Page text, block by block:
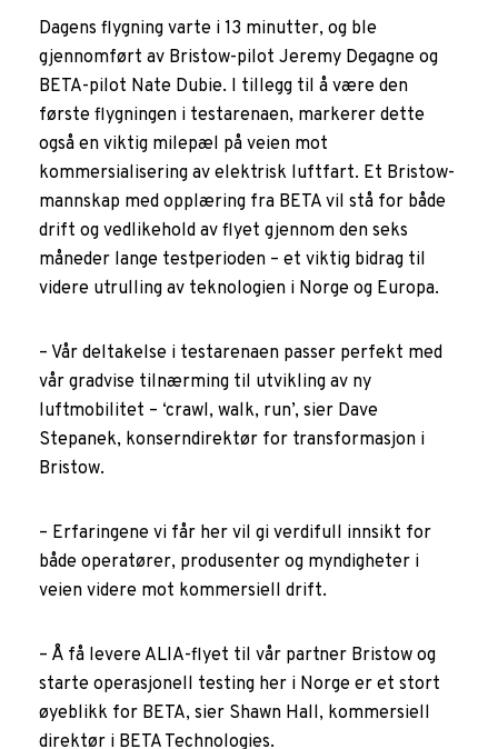
Dagens flygning varte i 13 minutter, og ble
gjennomført av Bristow-pilot Jeremy Degagne og
BETA-pilot Nate Dubie. I tillegg til å være den
første flygningen i testarenaen, markerer dette
også en viktig milepæl på veien mot
kommersialisering av elektrisk luftfart. Et Bristow-
mannskap med opplæring fra BETA vil stå for både
drift og vedlikehold av flyet gjennom den seks
måneder lange testperioden – et viktig bidrag til
videre utrulling av teknologien i Norge og Europa.
– Vår deltakelse i testarenaen passer perfekt med
vår gradvise tilnærming til utvikling av ny
luftmobilitet – ‘crawl, walk, run’, sier Dave
Stepanek, konserndirektør for transformasjon i
Bristow.
– Erfaringene vi får her vil gi verdifull innsikt for
både operatører, produsenter og myndigheter i
veien videre mot kommersiell drift.
– Å få levere ALIA-flyet til vår partner Bristow og
starte operasjonell testing her i Norge er et stort
øyeblikk for BETA, sier Shawn Hall, kommersiell
direktør i BETA Technologies.